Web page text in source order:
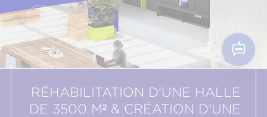
RÉHABILITATION D'UNE HALLE
DE 3500 M² & CRÉATION D'UNE